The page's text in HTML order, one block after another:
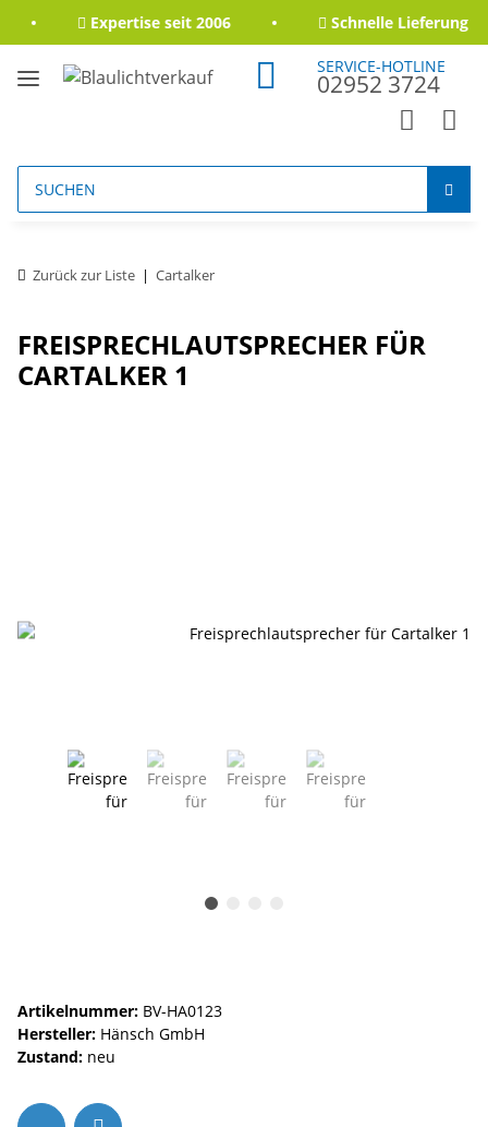
Expertise seit 2006 Schnelle Lieferung
SERVICE-HOTLINE
02952 3724
Zurück zur Liste Cartalker
FREISPRECHLAUTSPRECHER FÜR
CARTALKER 1
Artikelnummer: BV-HA0123
Hersteller: Hänsch GmbH
Zustand: neu